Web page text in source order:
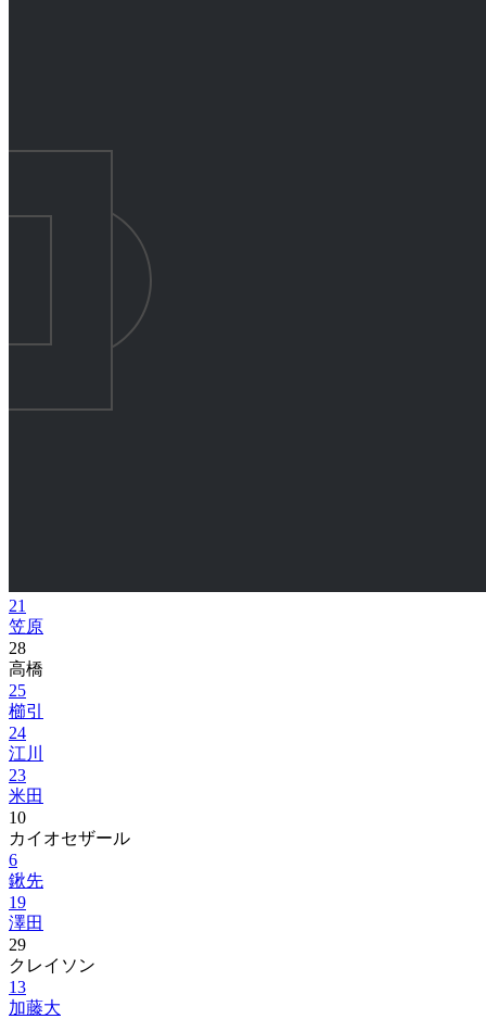
21
笠原
28
高橋
25
櫛引
24
江川
23
米田
10
カイオセザール
6
鍬先
19
澤田
29
クレイソン
13
加藤大